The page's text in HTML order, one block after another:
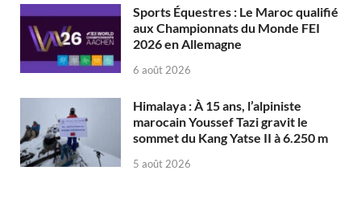
Sports Équestres : Le Maroc qualifié
aux Championnats du Monde FEI
2026 en Allemagne
6 août 2026
Himalaya : À 15 ans, l’alpiniste
marocain Youssef Tazi gravit le
sommet du Kang Yatse II à 6.250 m
5 août 2026